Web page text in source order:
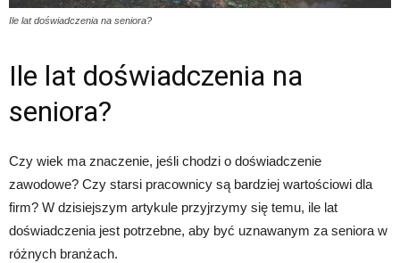
Ile lat doświadczenia na seniora?
Ile lat doświadczenia na
seniora?
Czy wiek ma znaczenie, jeśli chodzi o doświadczenie
zawodowe? Czy starsi pracownicy są bardziej wartościowi dla
firm? W dzisiejszym artykule przyjrzymy się temu, ile lat
doświadczenia jest potrzebne, aby być uznawanym za seniora w
różnych branżach.